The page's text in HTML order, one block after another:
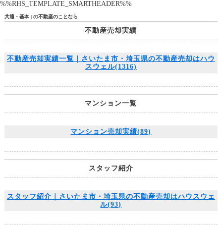
%%RHS_TEMPLATE_SMARTHEADER%%
共通・基本 | の不動産のことなら
不動産売却実績
不動産売却実績一覧｜さいたま市・埼玉県の不動産売却はハウ
スウェル(1316)
マンション一覧
マンション売却実績(89)
スタッフ紹介
スタッフ紹介｜さいたま市・埼玉県の不動産売却はハウスウェ
ル(93)